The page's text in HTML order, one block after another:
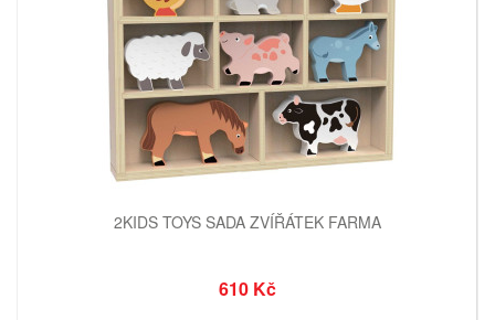
2KIDS TOYS SADA ZVÍŘÁTEK FARMA
610 Kč